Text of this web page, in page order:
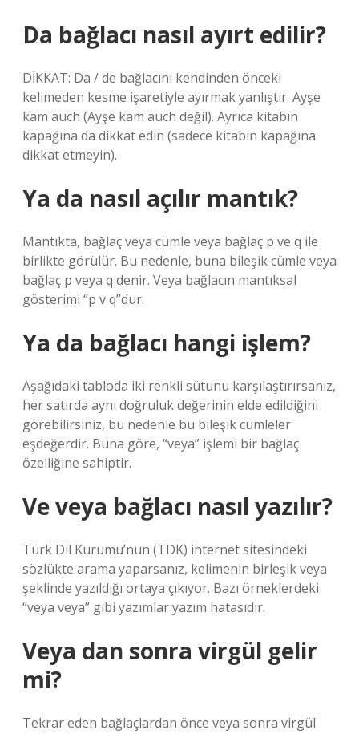
Da bağlacı nasıl ayırt edilir?
DİKKAT: Da / de bağlacını kendinden önceki
kelimeden kesme işaretiyle ayırmak yanlıştır: Ayşe
kam auch (Ayşe kam auch değil). Ayrıca kitabın
kapağına da dikkat edin (sadece kitabın kapağına
dikkat etmeyin).
Ya da nasıl açılır mantık?
Mantıkta, bağlaç veya cümle veya bağlaç p ve q ile
birlikte görülür. Bu nedenle, buna bileşik cümle veya
bağlaç p veya q denir. Veya bağlacın mantıksal
gösterimi “p v q”dur.
Ya da bağlacı hangi işlem?
Aşağıdaki tabloda iki renkli sütunu karşılaştırırsanız,
her satırda aynı doğruluk değerinin elde edildiğini
görebilirsiniz, bu nedenle bu bileşik cümleler
eşdeğerdir. Buna göre, “veya” işlemi bir bağlaç
özelliğine sahiptir.
Ve veya bağlacı nasıl yazılır?
Türk Dil Kurumu’nun (TDK) internet sitesindeki
sözlükte arama yaparsanız, kelimenin birleşik veya
şeklinde yazıldığı ortaya çıkıyor. Bazı örneklerdeki
“veya veya” gibi yazımlar yazım hatasıdır.
Veya dan sonra virgül gelir
mi?
Tekrar eden bağlaçlardan önce veya sonra virgül